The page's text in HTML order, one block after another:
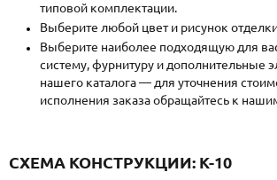
ЗАПРОСИТЬ РАСЧЕТ
Каталог Распродажа
Записаться на замер
типовой комплектации.
Выберите любой цвет и рисунок
Выберите наиболее подходящую для
систему, фурнитуру и дополнительные
нашего каталога — для уточнения
исполнения заказа обращайтесь к
СХЕМА КОНСТРУКЦИИ: K-10